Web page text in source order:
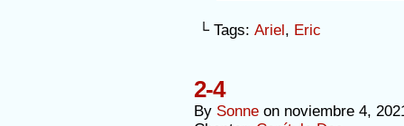
└ Tags: Ariel, Eric
2-4
By Sonne on noviembre 4,